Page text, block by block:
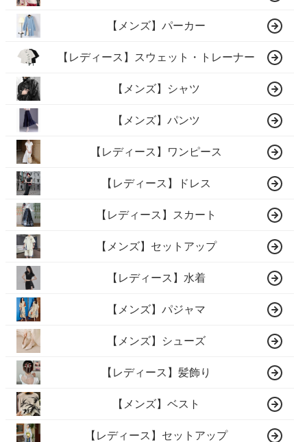
【メンズ】パーカー
【レディース】スウェット・トレーナー
【メンズ】シャツ
【メンズ】パンツ
【レディース】ワンピース
【レディース】ドレス
【レディース】スカート
【メンズ】セットアップ
【レディース】水着
【メンズ】パジャマ
【メンズ】シューズ
【レディース】髪飾り
【メンズ】ベスト
【レディース】セットアップ